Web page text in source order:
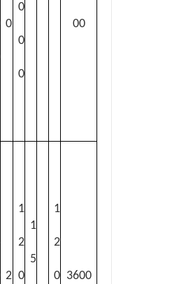
0
0
0
0
00
2
1
2
0
1
5
1
2
0 3600